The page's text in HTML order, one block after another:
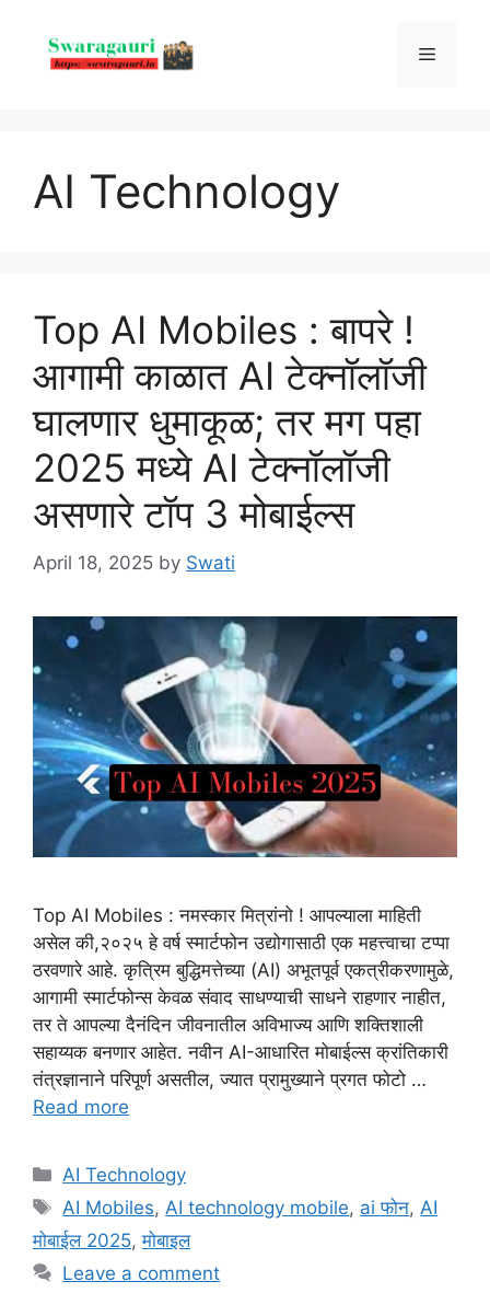
content
Menu
AI Technology
Top AI Mobiles : बापरे !
आगामी काळात AI टेक्नॉलॉजी
घालणार धुमाकूळ; तर मग पहा
2025 मध्ये AI टेक्नॉलॉजी
असणारे टॉप 3 मोबाईल्स
April 18, 2025 by Swati
Top AI Mobiles : नमस्कार मित्रांनो ! आपल्याला माहिती
असेल की,२०२५ हे वर्ष स्मार्टफोन उद्योगासाठी एक महत्त्वाचा टप्पा
ठरवणारे आहे. कृत्रिम बुद्धिमत्तेच्या (AI) अभूतपूर्व एकत्रीकरणामुळे,
आगामी स्मार्टफोन्स केवळ संवाद साधण्याची साधने राहणार नाहीत,
तर ते आपल्या दैनंदिन जीवनातील अविभाज्य आणि शक्तिशाली
सहाय्यक बनणार आहेत. नवीन AI-आधारित मोबाईल्स क्रांतिकारी
तंत्रज्ञानाने परिपूर्ण असतील, ज्यात प्रामुख्याने प्रगत फोटो …
Read more
Categories
AI Technology
Tags
AI Mobiles,AI technology mobile, ai फोन,AI
मोबाईल 2025,मोबाइल
Leave a comment